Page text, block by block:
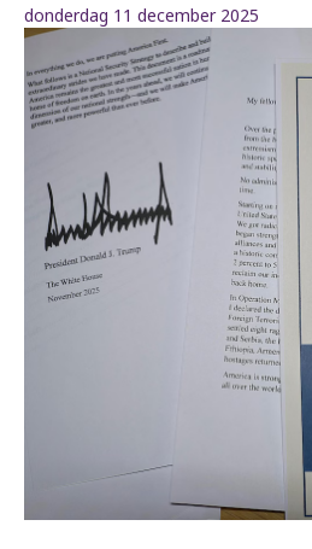
donderdag 11 december 2025